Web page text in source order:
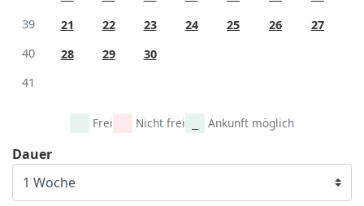
39
21 22 23 24 25 26
27
40
28 29
30
41
Frei Nicht frei Ankunft möglich
Dauer